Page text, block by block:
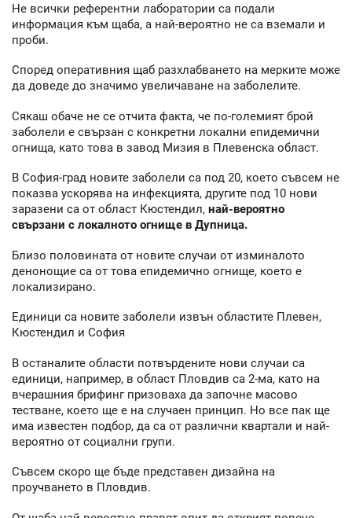
Не всички референтни лаборатории са подали
информация към щаба, а най-вероятно не са вземали и
проби.
Според оперативния щаб разхлабването на мерките може
да доведе до значимо увеличаване на заболелите.
Сякаш обаче не се отчита факта, че по-големият брой
заболели е свързан с конкретни локални епидемични
огнища, като това в завод Мизия в Плевенска област.
В София-град новите заболели са под 20, което съвсем не
показва ускорява на инфекцията, другите под 10 нови
заразени са от област Кюстендил, най-вероятно
свързани с локалното огнище в Дупница.
Близо половината от новите случаи от изминалото
денонощие са от това епидемично огнище, което е
локализирано.
Единици са новите заболели извън областите Плевен,
Кюстендил и София
В останалите области потвърдените нови случаи са
единици, например, в област Пловдив са 2-ма, като на
вчерашния брифинг призоваха да започне масово
тестване, което ще е на случаен принцип. Но все пак ще
има известен подбор, да са от различни квартали и най-
вероятно от социални групи.
Съвсем скоро ще бъде представен дизайна на
проучването в Пловдив.